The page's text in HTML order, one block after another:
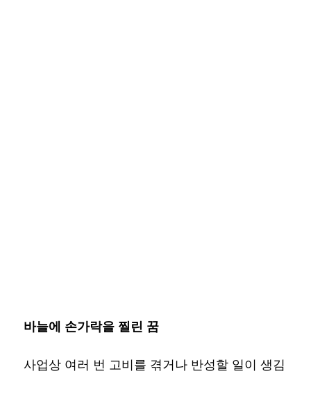
바늘에 손가락을 찔린 꿈
사업상 여러 번 고비를 겪거나 반성할 일이 생김